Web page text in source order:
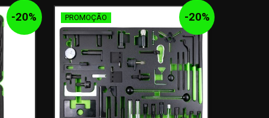
-20% -20%
PROMOÇÃO